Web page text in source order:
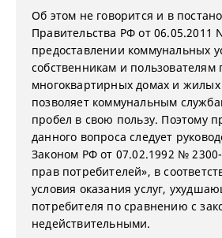
Об этом не говорится и в
Правительства РФ от 06.05.2011
предоставлении коммунальных
собственникам и
многоквартирных домах и
позволяет коммунальным
пробел в свою пользу. Поэтому
данного вопроса следует
Законом РФ от 07.02.1992 №
прав потребителей», в
условия оказания услуг,
потребителя по сравнению с
недействительными.